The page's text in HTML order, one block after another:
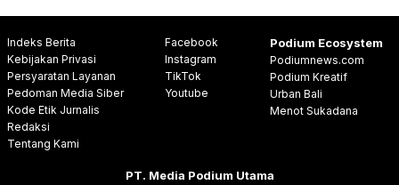
Indeks Berita
Kebijakan Privasi
Persyaratan Layanan
Pedoman Media Siber
Kode Etik Jurnalis
Redaksi
Tentang Kami
Facebook
Instagram
TikTok
Youtube
Podium Ecosystem
Podiumnews.com
Podium Kreatif
Urban Bali
Menot Sukadana
PT. Media Podium Utama